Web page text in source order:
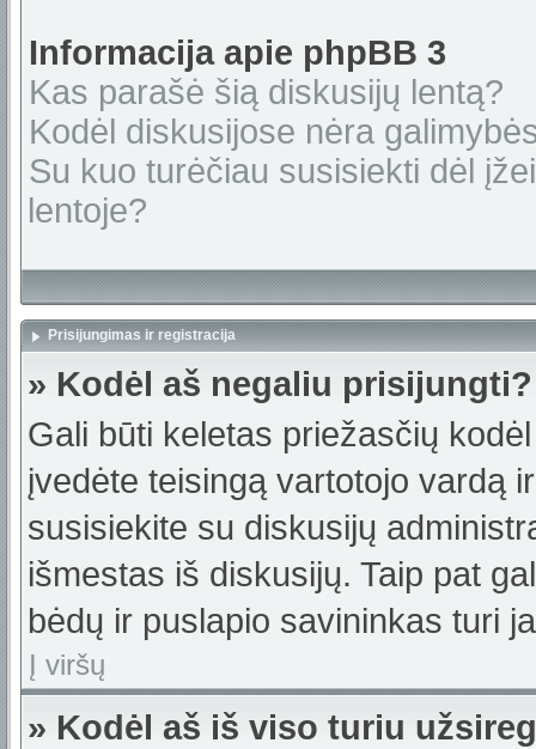
Informacija apie phpBB 3
Kas parašė šią diskusijų lentą?
Kodėl diskusijose nėra
Su kuo turėčiau susisiekti dėl
lentoje?
Prisijungimas ir registracija
» Kodėl aš negaliu prisijungti?
Gali būti keletas priežasčių
įvedėte teisingą vartotojo vardą
susisiekite su diskusijų
išmestas iš diskusijų. Taip pat
bėdų ir puslapio savininkas turi
Į viršų
» Kodėl aš iš viso turiu